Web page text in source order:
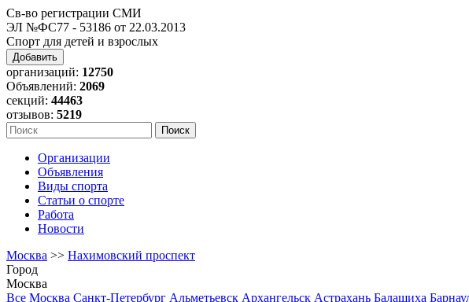
Св-во регистрации СМИ
ЭЛ №ФС77 - 53186 от 22.03.2013
Спорт для детей и взрослых
Добавить
организаций: 12750
Объявлений: 2069
секций: 44463
отзывов: 5219
Организации
Объявления
Виды спорта
Статьи о спорте
Работа
Новости
Москва >> Нахимовский проспект
Город
Москва
Все Москва Санкт-Петербург Альметьевск Архангельск Астрахань Балашиха